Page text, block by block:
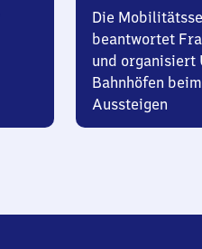
Die
beantwortet
und organisiert
Bahnhöfen
Aussteigen